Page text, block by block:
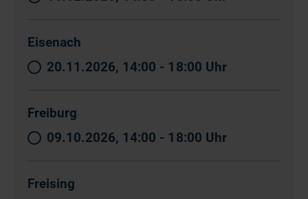
Eisenach
20.11.2026, 14:00 - 18:00 Uhr
Freiburg
09.10.2026, 14:00 - 18:00 Uhr
Freising